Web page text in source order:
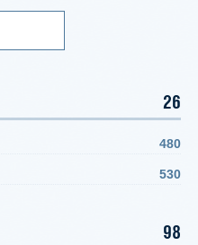
26
480
530
98